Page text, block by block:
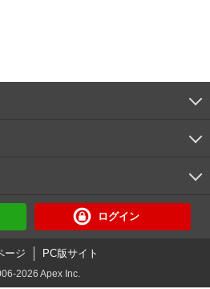
ログイン
ージ PC版サイト
2026 Apex Inc.